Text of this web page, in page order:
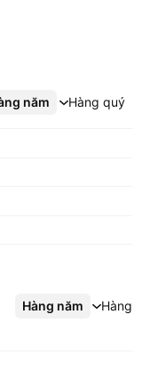
năm Hàng quý
thêm
Hàng năm Hàng
Xem thêm